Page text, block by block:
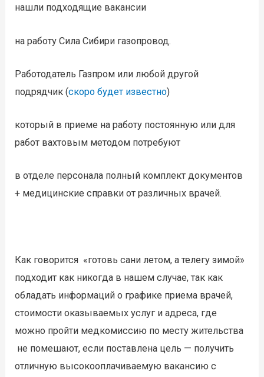
нашли подходящие вакансии
на работу Сила Сибири газопровод.
Работодатель Газпром или любой другой
подрядчик (скоро будет известно)
который в приеме на работу постоянную или для
работ вахтовым методом потребуют
в отделе персонала полный комплект документов
+ медицинские справки от различных врачей.
Как говорится «готовь сани летом, а телегу зимой»
подходит как никогда в нашем случае, так как
обладать информаций о графике приема врачей,
стоимости оказываемых услуг и адреса, где
можно пройти медкомиссию по месту жительства
не помешают, если поставлена цель — получить
отличную высокооплачиваемую вакансию с